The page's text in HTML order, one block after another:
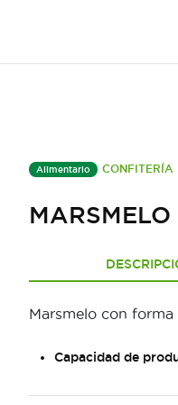
Alimentario CONFITERÍA
Marsmelo con
Capacidad de